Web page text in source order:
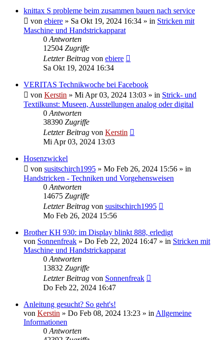
knittax S probleme beim zusammen bauen nach service
von ebiere » Sa Okt 19, 2024 16:34 » in Stricken mit
Maschine und Handstrickapparat
0 Antworten
12504 Zugriffe
Letzter Beitrag von ebiere
Sa Okt 19, 2024 16:34
VERITAS Technikwoche bei Facebook
von Kerstin » Mi Apr 03, 2024 13:03 » in Strick- und
Textilkunst: Museen, Ausstellungen analog oder digital
0 Antworten
38390 Zugriffe
Letzter Beitrag von Kerstin
Mi Apr 03, 2024 13:03
Hosenzwickel
von susitschirch1995 » Mo Feb 26, 2024 15:56 » in
Handstricken - Techniken und Vorgehensweisen
0 Antworten
14675 Zugriffe
Letzter Beitrag von susitschirch1995
Mo Feb 26, 2024 15:56
Brother KH 930: im Display blinkt 888, erledigt
von Sonnenfreak » Do Feb 22, 2024 16:47 » in Stricken mit
Maschine und Handstrickapparat
0 Antworten
13832 Zugriffe
Letzter Beitrag von Sonnenfreak
Do Feb 22, 2024 16:47
Anleitung gesucht? So geht's!
von Kerstin » Do Feb 08, 2024 13:23 » in Allgemeine
Informationen
0 Antworten